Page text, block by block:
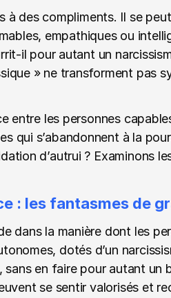
à des compliments. Il se
empathiques ou
il pour autant un
» ne transforment pas
entre les personnes
qui s’abandonnent à la
d’autrui ? Examinons
: les fantasmes de
dans la manière dont les
dotés d’un
sans en faire pour autant
se sentir valorisés et